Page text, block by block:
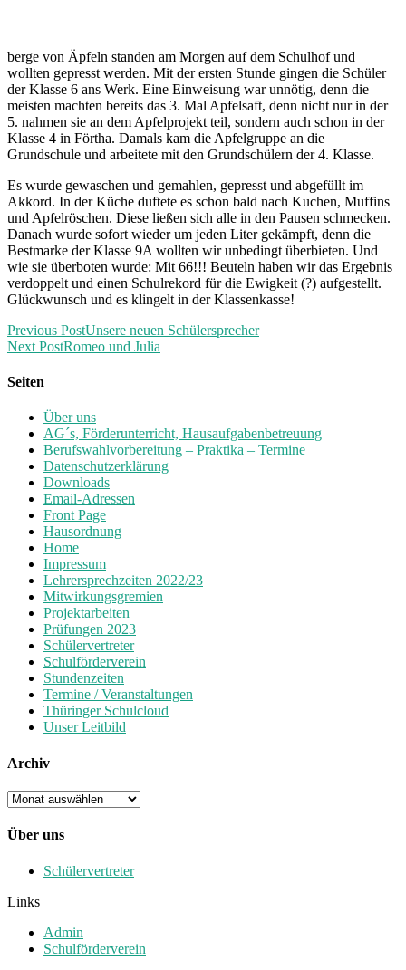
berge von Äpfeln standen am Morgen auf dem Schulhof und
wollten gepresst werden. Mit der ersten Stunde gingen die Schüler
der Klasse 6 ans Werk. Eine Einweisung war unnötig, denn die
meisten machten bereits das 3. Mal Apfelsaft, denn nicht nur in der
5. nahmen sie an dem Apfelprojekt teil, sondern auch schon in der
Klasse 4 in Förtha. Damals kam die Apfelgruppe an die
Grundschule und arbeitete mit den Grundschülern der 4. Klasse.
Es wurde gewaschen und gemahlen, gepresst und abgefüllt im
Akkord. In der Küche duftete es schon bald nach Kuchen, Muffins
und Apfelröschen. Diese ließen sich alle in den Pausen schmecken.
Danach wurde sofort wieder um jeden Liter gekämpft, denn die
Bestmarke der Klasse 9A wollten wir unbedingt überbieten. Und
wie sie überboten wurde: Mit 66!!! Beuteln haben wir das Ergebnis
verdoppelt und einen Schulrekord für die Ewigkeit (?) aufgestellt.
Glückwunsch und es klingelt in der Klassenkasse!
Previous PostUnsere neuen Schülersprecher
Next PostRomeo und Julia
Seiten
Über uns
AG´s, Förderunterricht, Hausaufgabenbetreuung
Berufswahlvorbereitung – Praktika – Termine
Datenschutzerklärung
Downloads
Email-Adressen
Front Page
Hausordnung
Home
Impressum
Lehrersprechzeiten 2022/23
Mitwirkungsgremien
Projektarbeiten
Prüfungen 2023
Schülervertreter
Schulförderverein
Stundenzeiten
Termine / Veranstaltungen
Thüringer Schulcloud
Unser Leitbild
Archiv
Archiv
Über uns
Schülervertreter
Links
Admin
Schulförderverein